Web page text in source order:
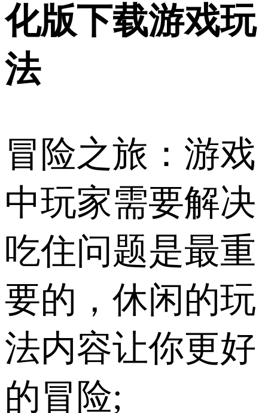
化版下载游戏玩
法
冒险之旅：游戏
中玩家需要解决
吃住问题是最重
要的，休闲的玩
法内容让你更好
的冒险;